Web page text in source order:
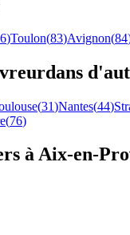
)Toulon(83)Avignon(84
dans
(31)Nantes(44)
(76)
àAix-en-